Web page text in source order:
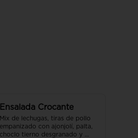
Ensalada Crocante
Mix de lechugas, tiras de pollo
empanizado con ajonjolí, palta,
choclo tierno desgranado y